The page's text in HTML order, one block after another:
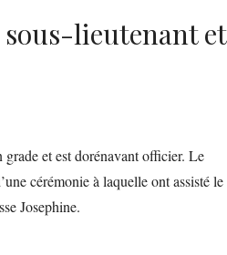
lieutenant et
et est dorénavant officier. Le
cérémonie à laquelle ont assisté le
Josephine.